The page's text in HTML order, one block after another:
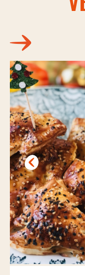
Nos actus